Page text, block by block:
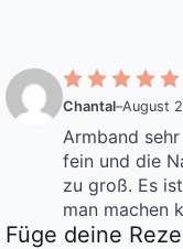
Chantal–August
Armband
fein und die
zu groß. Es
man machen
Füge deine